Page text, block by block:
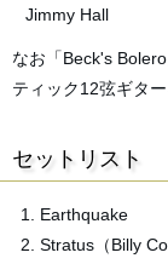
Jimmy Hall
なお「Beck's
ティック12弦ギタ
セットリスト
Earthquake
Stratus（Billy